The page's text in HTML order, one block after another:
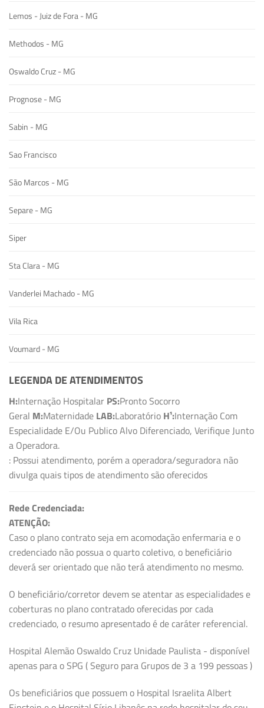
Lemos - Juiz de Fora - MG
Methodos - MG
Oswaldo Cruz - MG
Prognose - MG
Sabin - MG
Sao Francisco
São Marcos - MG
Separe - MG
Siper
Sta Clara - MG
Vanderlei Machado - MG
Vila Rica
Voumard - MG
LEGENDA DE ATENDIMENTOS
H:Internação Hospitalar PS:Pronto Socorro
Geral M:Maternidade LAB:Laboratório H¹:Internação Com
Especialidade E/Ou Publico Alvo Diferenciado, Verifique Junto
a Operadora.
: Possui atendimento, porém a operadora/seguradora não
divulga quais tipos de atendimento são oferecidos
Rede Credenciada:
ATENÇÃO:
Caso o plano contrato seja em acomodação enfermaria e o
credenciado não possua o quarto coletivo, o beneficiário
deverá ser orientado que não terá atendimento no mesmo.
O beneficiário/corretor devem se atentar as especialidades e
coberturas no plano contratado oferecidas por cada
credenciado, o resumo apresentado é de caráter referencial.
Hospital Alemão Oswaldo Cruz Unidade Paulista - disponível
apenas para o SPG ( Seguro para Grupos de 3 a 199 pessoas )
Os beneficiários que possuem o Hospital Israelita Albert